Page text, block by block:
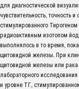
для диагностической
чувствительность, точность
стимулированного
радиоактивным изотопом
выполнялось в то время,
щитовидной железы. При
щитовидной железы или рака
лабораторного
и уровне ТГ,